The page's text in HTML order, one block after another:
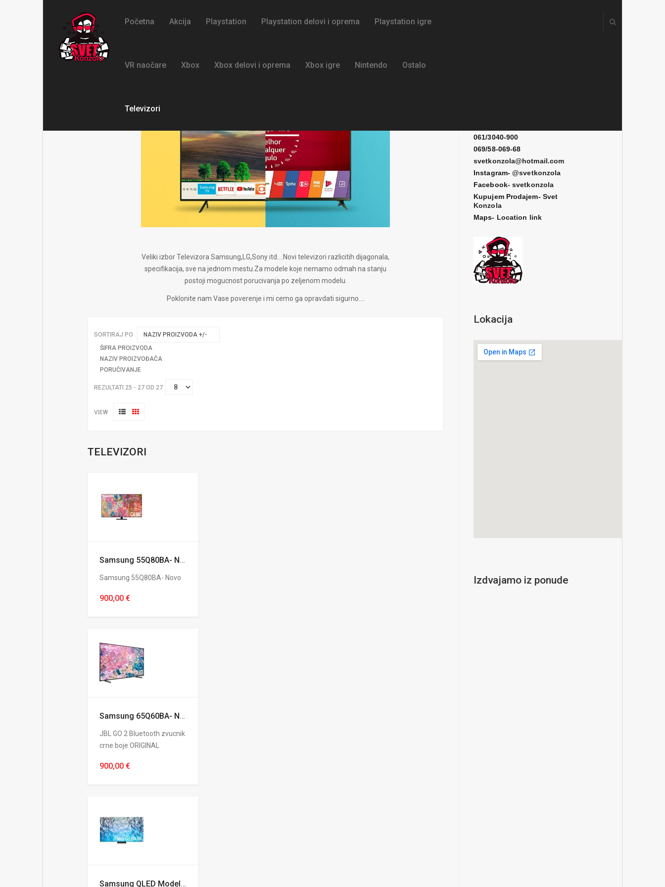
Početna Akcija Playstation Playstation delovi i oprema Playstation igre
VR naočare Xbox Xbox delovi i oprema Xbox igre Nintendo Ostalo
Televizori
Veliki izbor Televizora Samsung,LG,Sony itd....Novi televizori razlicitih dijagonala,
specifikacija, sve na jednom mestu.Za modele koje nemamo odmah na stanju
postoji mogucnost porucivanja po zeljenom modelu.
Poklonite nam Vase poverenje i mi cemo ga opravdati sigurno....
SORTIRAJ PO
NAZIV PROIZVODA +/-
ŠIFRA PROIZVODA
NAZIV PROIZVOĐAČA
PORUČIVANJE
REZULTATI 25 - 27 OD 27
VIEW
TELEVIZORI
Samsung 55Q80BA- Novo
Samsung 55Q80BA- Novo
900,00 €
Samsung 65Q60BA- Novo
JBL GO 2 Bluetooth zvucnik
crne boje ORIGINAL
900,00 €
Samsung QLED Modeli Velika Akcija
061/3040-900
069/58-069-68
svetkonzola@hotmail.com
Instagram-@svetkonzola
Facebook- svetkonzola
Kupujem Prodajem- Svet
Konzola
Maps- Location link
Lokacija
Izdvajamo iz ponude